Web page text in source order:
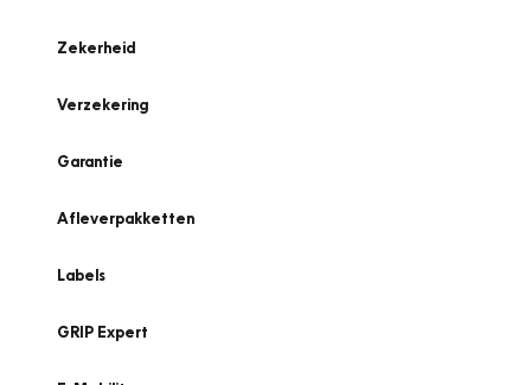
Zekerheid
Verzekering
Garantie
Afleverpakketten
Labels
GRIP Expert